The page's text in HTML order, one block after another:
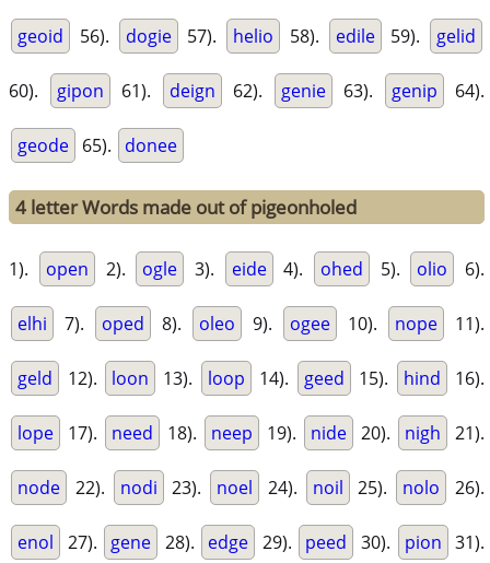
geoid 56). dogie 57). helio 58). edile 59). gelid
60). gipon 61). deign 62). genie 63). genip 64).
geode 65). donee
4 letter Words made out of pigeonholed
1). open 2). ogle 3). eide 4). ohed 5). olio 6).
elhi 7). oped 8). oleo 9). ogee 10). nope 11).
geld 12). loon 13). loop 14). geed 15). hind 16).
lope 17). need 18). neep 19). nide 20). nigh 21).
node 22). nodi 23). noel 24). noil 25). nolo 26).
enol 27). gene 28). edge 29). peed 30). pion 31).